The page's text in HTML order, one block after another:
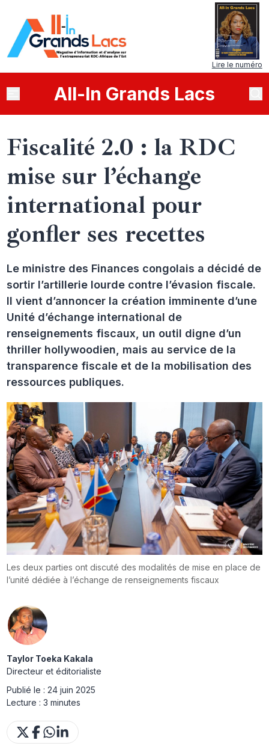
Lire le numéro
All-In Grands Lacs
Fiscalité 2.0 : la RDC
mise sur l’échange
international pour
gonfler ses recettes
Le ministre des Finances congolais a décidé de
sortir l’artillerie lourde contre l’évasion fiscale.
Il vient d’annoncer la création imminente d’une
Unité d’échange international de
renseignements fiscaux, un outil digne d’un
thriller hollywoodien, mais au service de la
transparence fiscale et de la mobilisation des
ressources publiques.
Les deux parties ont discuté des modalités de mise en place de
l’unité dédiée à l’échange de renseignements fiscaux
Taylor Toeka Kakala
Directeur et éditorialiste
Publié le :24 juin 2025
Lecture :3 minutes